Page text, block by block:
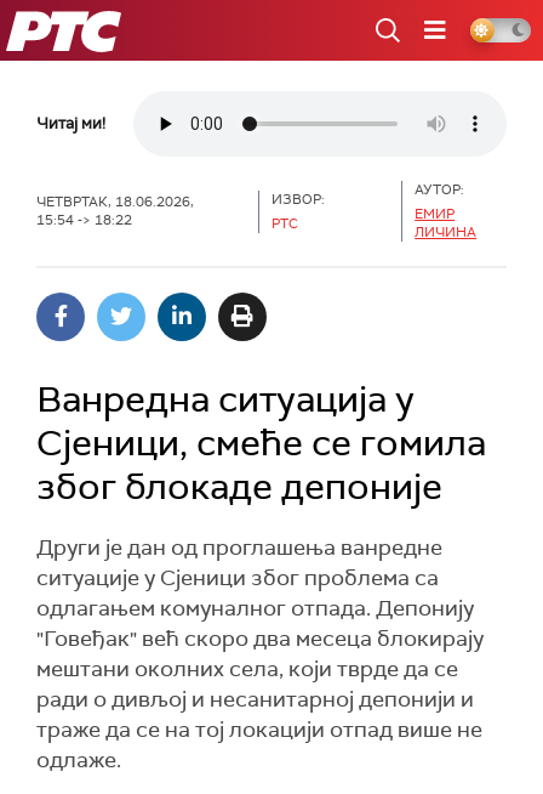
РТС
Читај ми!
ЧЕТВРТАК, 18.06.2026,
15:54 -> 18:22
ИЗВОР:
РТС
АУТОР:
ЕМИР
ЛИЧИНА
Ванредна ситуација у
Сјеници, смеће се гомила
због блокаде депоније
Други је дан од проглашења ванредне
ситуације у Сјеници због проблема са
одлагањем комуналног отпада. Депонију
"Говеђак" већ скоро два месеца блокирају
мештани околних села, који тврде да се
ради о дивљој и несанитарној депонији и
траже да се на тој локацији отпад више не
одлаже.